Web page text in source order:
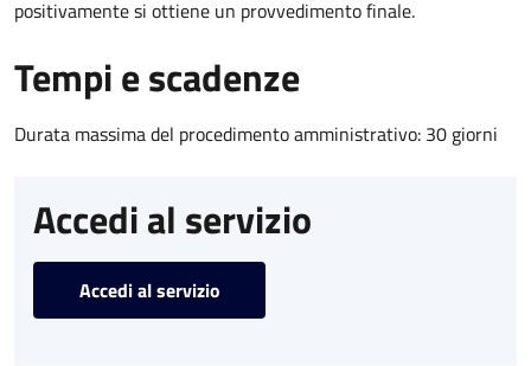
positivamente si ottiene un provvedimento finale.
Tempi e scadenze
Durata massima del procedimento amministrativo: 30 giorni
Accedi al servizio
Accedi al servizio